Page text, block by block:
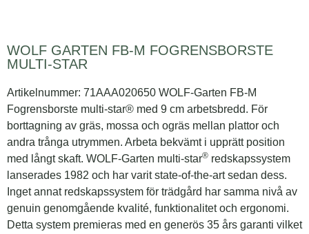
WOLF GARTEN FB-M FOGRENSBORSTE
MULTI-STAR
Artikelnummer: 71AAA020650 WOLF-Garten FB-M
Fogrensborste multi-star® med 9 cm arbetsbredd. För
borttagning av gräs, mossa och ogräs mellan plattor och
andra trånga utrymmen. Arbeta bekvämt i upprätt position
med långt skaft. WOLF-Garten multi-star® redskapssystem
lanserades 1982 och har varit state-of-the-art sedan dess.
Inget annat redskapssystem för trädgård har samma nivå av
genuin genomgående kvalité, funktionalitet och ergonomi.
Detta system premieras med en generös 35 års garanti vilket